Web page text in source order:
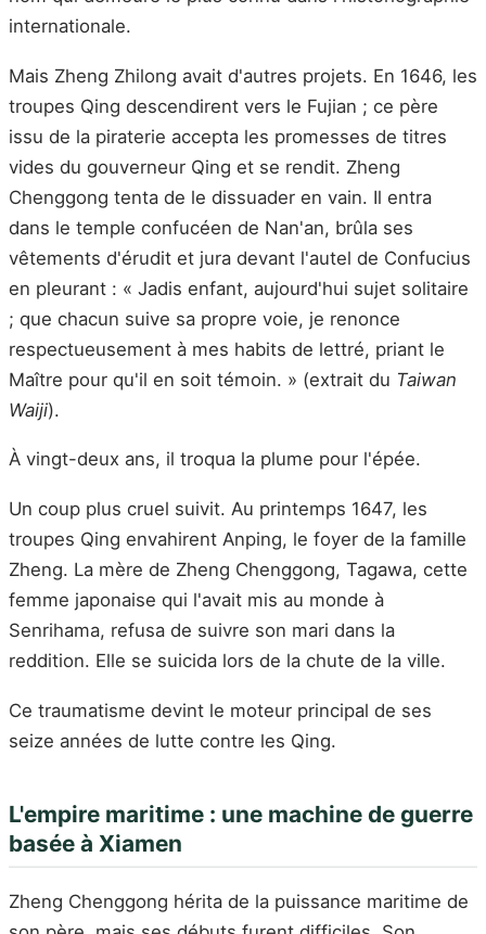
internationale.
Mais Zheng Zhilong avait d'autres projets. En 1646, les
troupes Qing descendirent vers le Fujian ; ce père
issu de la piraterie accepta les promesses de titres
vides du gouverneur Qing et se rendit. Zheng
Chenggong tenta de le dissuader en vain. Il entra
dans le temple confucéen de Nan'an, brûla ses
vêtements d'érudit et jura devant l'autel de Confucius
en pleurant : « Jadis enfant, aujourd'hui sujet solitaire
; que chacun suive sa propre voie, je renonce
respectueusement à mes habits de lettré, priant le
Maître pour qu'il en soit témoin. » (extrait du Taiwan
Waiji).
À vingt-deux ans, il troqua la plume pour l'épée.
Un coup plus cruel suivit. Au printemps 1647, les
troupes Qing envahirent Anping, le foyer de la famille
Zheng. La mère de Zheng Chenggong, Tagawa, cette
femme japonaise qui l'avait mis au monde à
Senrihama, refusa de suivre son mari dans la
reddition. Elle se suicida lors de la chute de la ville.
Ce traumatisme devint le moteur principal de ses
seize années de lutte contre les Qing.
L'empire maritime : une machine de guerre
basée à Xiamen
Zheng Chenggong hérita de la puissance maritime de